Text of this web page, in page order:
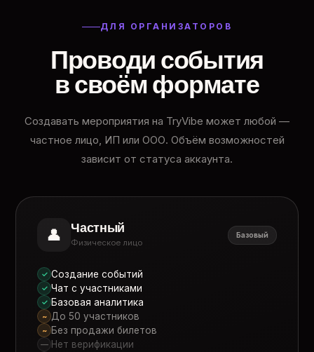
ДЛЯ ОРГАНИЗАТОРОВ
Проводи события
в своём формате
Создавать мероприятия на TryVibe может любой —
частное лицо, ИП или ООО. Объём возможностей
зависит от статуса аккаунта.
👤 Частный
Физическое лицо
Базовый
✓ Создание событий
✓ Чат с участниками
✓ Базовая аналитика
~ До 50 участников
~ Без продажи билетов
— Нет верификации